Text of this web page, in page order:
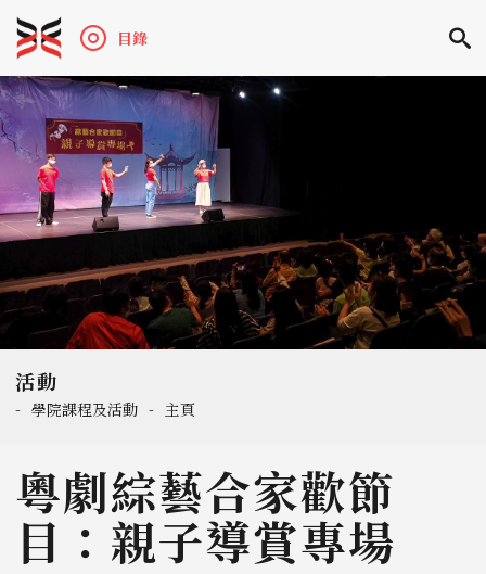
目錄
活動
- 學院課程及活動 - 主頁
粵劇綜藝合家歡節
目：親子導賞專場